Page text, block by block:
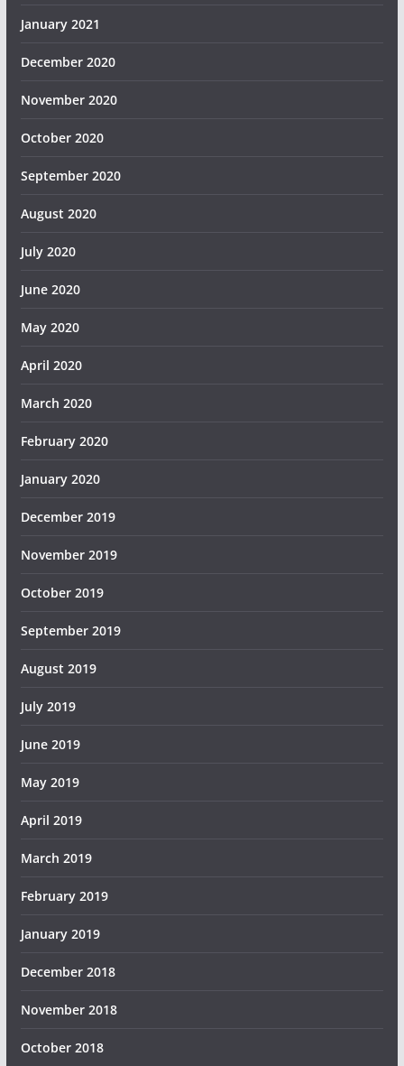
January 2021
December 2020
November 2020
October 2020
September 2020
August 2020
July 2020
June 2020
May 2020
April 2020
March 2020
February 2020
January 2020
December 2019
November 2019
October 2019
September 2019
August 2019
July 2019
June 2019
May 2019
April 2019
March 2019
February 2019
January 2019
December 2018
November 2018
October 2018